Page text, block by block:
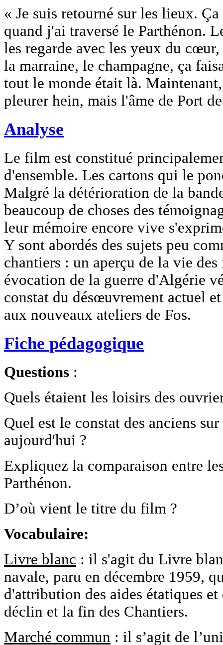
« Je suis retourné sur les lieux.
quand j'ai traversé le Parthénon.
les regarde avec les yeux du
la marraine, le champagne, ça
tout le monde était là.
pleurer hein, mais l'âme de Port
Analyse
Le film est constitué
d'ensemble. Les cartons qui le
Malgré la détérioration de la
beaucoup de choses des
leur mémoire encore vive
Y sont abordés des sujets peu
chantiers : un aperçu de la vie
évocation de la guerre d'Algérie
constat du désœuvrement actuel
aux nouveaux ateliers de Fos.
Fiche pédagogique
Questions :
Quels étaient les loisirs des
Quel est le constat des anciens
aujourd'hui ?
Expliquez la comparaison entre
Parthénon.
D’où vient le titre du film ?
Vocabulaire:
Livre blanc : il s'agit du Livre
navale, paru en décembre 1959,
d'attribution des aides étatiques
déclin et la fin des Chantiers.
Marché commun : il s’agit de